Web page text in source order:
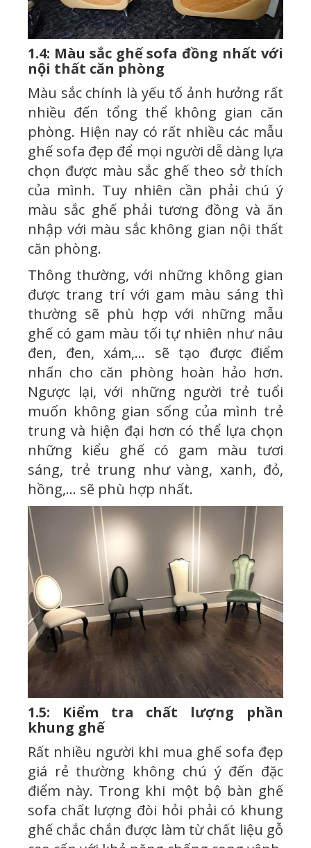
1.4: Màu sắc ghế sofa đồng nhất với
nội thất căn phòng
Màu sắc chính là yếu tố ảnh hưởng rất
nhiều đến tổng thể không gian căn
phòng. Hiện nay có rất nhiều các mẫu
ghế sofa đẹp để mọi người dễ dàng lựa
chọn được màu sắc ghế theo sở thích
của mình. Tuy nhiên cần phải chú ý
màu sắc ghế phải tương đồng và ăn
nhập với màu sắc không gian nội thất
căn phòng.
Thông thường, với những không gian
được trang trí với gam màu sáng thì
thường sẽ phù hợp với những mẫu
ghế có gam màu tối tự nhiên như nâu
đen, đen, xám,… sẽ tạo được điểm
nhấn cho căn phòng hoàn hảo hơn.
Ngược lại, với những người trẻ tuổi
muốn không gian sống của mình trẻ
trung và hiện đại hơn có thể lựa chọn
những kiểu ghế có gam màu tươi
sáng, trẻ trung như vàng, xanh, đỏ,
hồng,… sẽ phù hợp nhất.
1.5: Kiểm tra chất lượng phần
khung ghế
Rất nhiều người khi mua ghế sofa đẹp
giá rẻ thường không chú ý đến đặc
điểm này. Trong khi một bộ bàn ghế
sofa chất lượng đòi hỏi phải có khung
ghế chắc chắn được làm từ chất liệu gỗ